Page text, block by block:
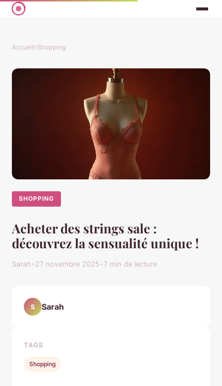
Accueil›Shopping
SHOPPING
Acheter des strings sale :
découvrez la sensualité unique !
Sarah•27 novembre 2025•7 min de lecture
S Sarah
TAGS
Shopping